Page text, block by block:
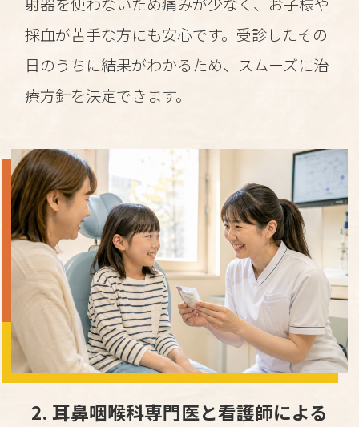
採血が苦手な方にも安心です。受診したその
日のうちに結果がわかるため、スムーズに治
療方針を決定できます。
2. 耳鼻咽喉科専門医と看護師による